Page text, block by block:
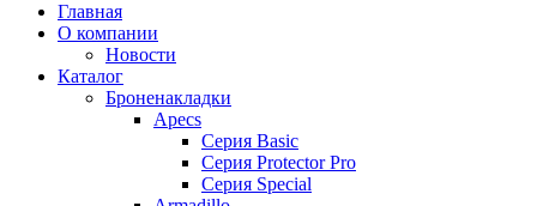
Главная
О компании
Новости
Каталог
Броненакладки
Apecs
Серия Basic
Серия Protector Pro
Серия Special